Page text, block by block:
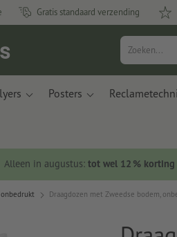
Gratis standaard verzending
Posters
Alleen in augustus: tot wel 12 %
onbedrukt Draagdozen met Zweedse bodem,